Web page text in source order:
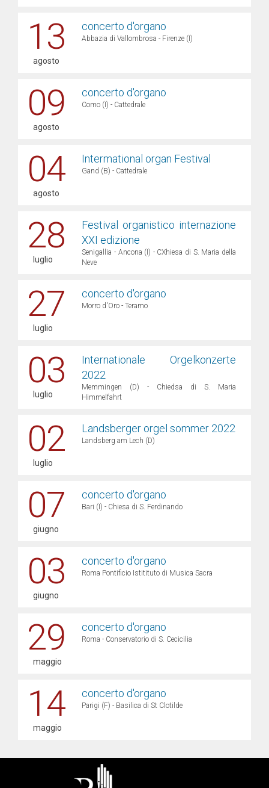
13
agosto
concerto d'organo
Abbazia di Vallombrosa - Firenze (I)
09
agosto
concerto d'organo
Como (I) - Cattedrale
04
agosto
Intermational organ Festival
Gand (B) - Cattedrale
28
luglio
Festival organistico internazione
XXI edizione
Senigallia - Ancona (I) - CXhiesa di S. Maria della
Neve
27
luglio
concerto d'organo
Morro d'Oro - Teramo
03
luglio
Internationale Orgelkonzerte
2022
Memmingen (D) - Chiedsa di S. Maria
Himmelfahrt
02
luglio
Landsberger orgel sommer 2022
Landsberg am Lech (D)
07
giugno
concerto d'organo
Bari (I) - Chiesa di S. Ferdinando
03
giugno
concerto d'organo
Roma Pontificio Istitituto di Musica Sacra
29
maggio
concerto d'organo
Roma - Conservatorio di S. Cecicilia
14
maggio
concerto d'organo
Parigi (F) - Basilica di St Clotilde